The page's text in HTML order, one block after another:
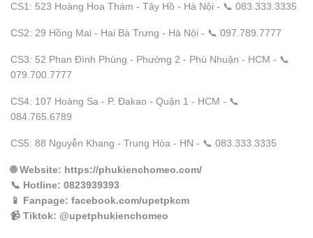
CS1: 523 Hoàng Hoa Thám - Tây Hồ - Hà Nội - 📞 083.333.3335
CS2: 29 Hồng Mai - Hai Bà Trưng - Hà Nội - 📞 097.789.7777
CS3: 52 Phan Đình Phùng - Phường 2 - Phú Nhuận - HCM - 📞
079.700.7777
CS4: 107 Hoàng Sa - P. Đakao - Quận 1 - HCM - 📞
084.765.6789
CS5: 88 Nguyễn Khang - Trung Hòa - HN - 📞 083.333.3335
🌐Website: https://phukienchomeo.com/
📞 Hotline: 0823939393
📱 Fanpage: facebook.com/upetpkcm
📹 Tiktok: @upetphukienchomeo